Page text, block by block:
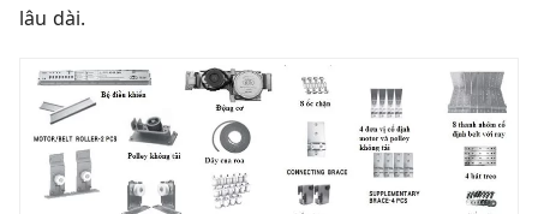
lâu dài.